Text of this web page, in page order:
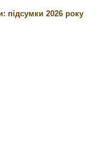
підсумки 2026 року